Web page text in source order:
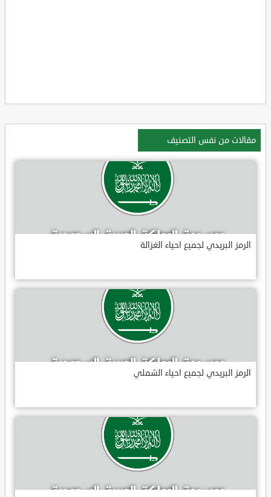
مقالات من نفس التصنيف
الرمز البريدي لجميع احياء الغزالة
الرمز البريدي لجميع احياء الشملي